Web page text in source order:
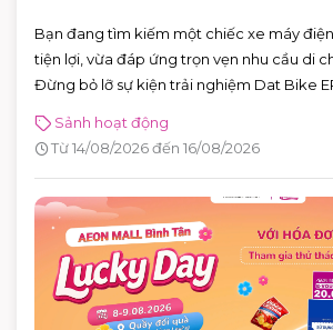
Bạn đang tìm kiếm một chiếc xe máy
tiện lợi, vừa đáp ứng trọn vẹn nhu cầu di
Đừng bỏ lỡ sự kiện trải nghiệm Dat Bike
tiếp khám phá những mẫu xe điện thế hệ
thử và nhận nhiều phần quà hấp dẫn.
Sảnh hoạt động
Từ 14/08/2026 đến 16/08/2026